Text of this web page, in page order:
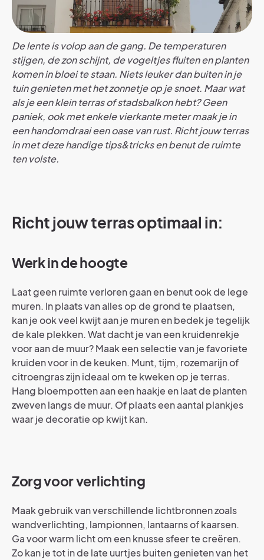
De lente is volop aan de gang. De temperaturen
stijgen, de zon schijnt, de vogeltjes fluiten en planten
komen in bloei te staan. Niets leuker dan buiten in je
tuin genieten met het zonnetje op je snoet. Maar wat
als je een klein terras of stadsbalkon hebt? Geen
paniek, ook met enkele vierkante meter maak je in
een handomdraai een oase van rust. Richt jouw terras
in met deze handige tips&tricks en benut de ruimte
ten volste.
Richt jouw terras optimaal in:
Werk in de hoogte
Laat geen ruimte verloren gaan en benut ook de lege
muren. In plaats van alles op de grond te plaatsen,
kan je ook veel kwijt aan je muren en bedek je tegelijk
de kale plekken. Wat dacht je van een kruidenrekje
voor aan de muur? Maak een selectie van je favoriete
kruiden voor in de keuken. Munt, tijm, rozemarijn of
citroengras zijn ideaal om te kweken op je terras.
Hang bloempotten aan een haakje en laat de planten
zweven langs de muur. Of plaats een aantal plankjes
waar je decoratie op kwijt kan.
Zorg voor verlichting
Maak gebruik van verschillende lichtbronnen zoals
wandverlichting, lampionnen, lantaarns of kaarsen.
Ga voor warm licht om een knusse sfeer te creëren.
Zo kan je tot in de late uurtjes buiten genieten van het